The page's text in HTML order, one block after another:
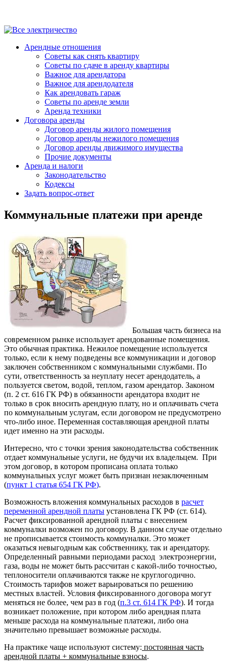
Арендные отношения
Советы как снять квартиру
Советы по сдаче в аренду квартиры
Важное для арендатора
Важное для арендодателя
Как арендовать гараж
Советы по аренде земли
Аренда техники
Договора аренды
Договор аренды жилого помещения
Договор аренды нежилого помещения
Договор аренды движимого имущества
Прочие документы
Аренда и налоги
Законодательство
Кодексы
Задать вопрос-ответ
Коммунальные платежи при аренде
Большая часть бизнеса на
современном рынке использует арендованные помещения.
Это обычная практика. Нежилое помещение используется
только, если к нему подведены все коммуникации и договор
заключен собственником с коммунальными службами. По
сути, ответственность за неуплату несет арендодатель, а
пользуется светом, водой, теплом, газом арендатор. Законом
(п. 2 ст. 616 ГК РФ) в обязанности арендатора входит не
только в срок вносить арендную плату, но и оплачивать счета
по коммунальным услугам, если договором не предусмотрено
что-либо иное. Переменная составляющая арендной платы
идет именно на эти расходы.
Интересно, что с точки зрения законодательства собственник
отдает коммунальные услуги, не будучи их владельцем. При
этом договор, в котором прописана оплата только
коммунальных услуг может быть признан незаключенным
(пункт 1 статья 654 ГК РФ).
Возможность вложения коммунальных расходов в расчет
переменной арендной платы установлена ГК РФ (ст. 614).
Расчет фиксированной арендной платы с внесением
коммуналки возможен по договору. В данном случае отдельно
не прописывается стоимость коммуналки. Это может
оказаться невыгодным как собственнику, так и арендатору.
Определенный равными периодами расход электроэнергии,
газа, воды не может быть рассчитан с какой-либо точностью,
теплоносители оплачиваются также не круглогодично.
Стоимость тарифов может варьироваться по решению
местных властей. Условия фиксированного договора могут
меняться не более, чем раз в год (п.3 ст. 614 ГК РФ). И тогда
возникает положение, при котором либо арендная плата
меньше расхода на коммунальные платежи, либо она
значительно превышает возможные расходы.
На практике чаще используют систему: постоянная часть
арендной платы + коммунальные взносы.